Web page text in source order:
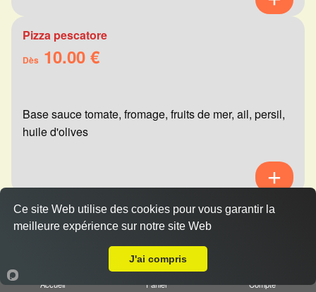
Pizza pescatore
Dès 10.00 €
Base sauce tomate, fromage, fruits de mer, ail, persil,
huile d'olives
Pizza mexicaine
10.00 €
Accueil Panier Compte
Ce site Web utilise des cookies pour vous garantir la
meilleure expérience sur notre site Web
J'ai compris